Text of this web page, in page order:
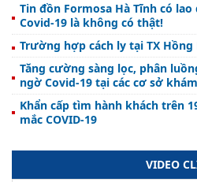
Tin đồn Formosa Hà Tĩnh có
Covid-19 là không có thật!
Trường hợp cách ly tại TX
Tăng cường sàng lọc, phân
ngờ Covid-19 tại các cơ sở
Khẩn cấp tìm hành khách trên
mắc COVID-19
VIDEO